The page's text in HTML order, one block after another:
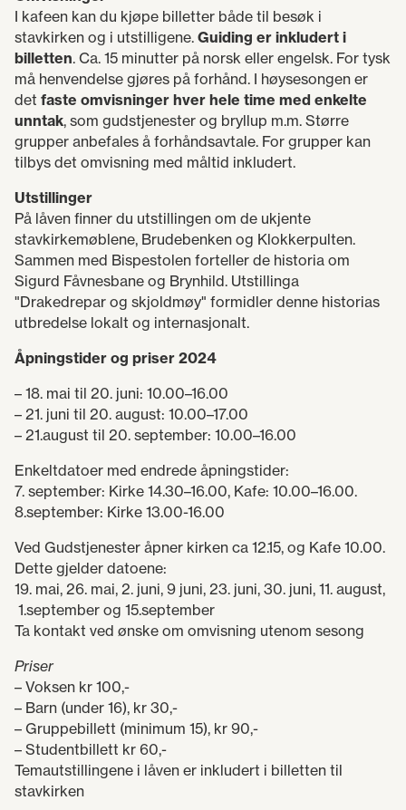
I kafeen kan du kjøpe billetter både til besøk i
stavkirken og i utstilligene. Guiding er inkludert i
billetten. Ca. 15 minutter på norsk eller engelsk. For tysk
må henvendelse gjøres på forhånd. I høysesongen er
det faste omvisninger hver hele time med enkelte
unntak, som gudstjenester og bryllup m.m. Større
grupper anbefales å forhåndsavtale. For grupper kan
tilbys det omvisning med måltid inkludert.
Utstillinger
På låven finner du utstillingen om de ukjente
stavkirkemøblene, Brudebenken og Klokkerpulten.
Sammen med Bispestolen forteller de historia om
Sigurd Fåvnesbane og Brynhild. Utstillinga
"Drakedrepar og skjoldmøy" formidler denne historias
utbredelse lokalt og internasjonalt.
Åpningstider og priser 2024
– 18. mai til 20. juni: 10.00–16.00
– 21. juni til 20. august: 10.00–17.00
– 21.august til 20. september: 10.00–16.00
Enkeltdatoer med endrede åpningstider:
7. september: Kirke 14.30–16.00, Kafe: 10.00–16.00.
8.september: Kirke 13.00-16.00
Ved Gudstjenester åpner kirken ca 12.15, og Kafe 10.00.
Dette gjelder datoene:
19. mai, 26. mai, 2. juni, 9 juni, 23. juni, 30. juni, 11. august,
1.september og 15.september
Ta kontakt ved ønske om omvisning utenom sesong
Priser
– Voksen kr 100,-
– Barn (under 16), kr 30,-
– Gruppebillett (minimum 15), kr 90,-
– Studentbillett kr 60,-
Temautstillingene i låven er inkludert i billetten til
stavkirken